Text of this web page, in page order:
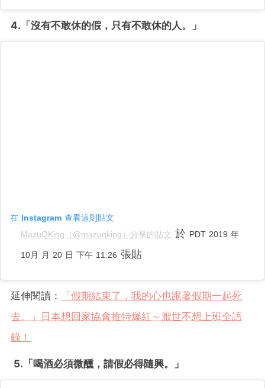
4.「沒有不敢休的假，只有不敢休的人。 」
在 Instagram 查看這則貼文
MazuQKing（@mazuqking）分享的貼文 於 PDT 2019 年
10月 月 20 日 下午 11:26 張貼
延伸閱讀：
「假期結束了，我的心也跟著假期一起死
去。」日本想回家協會推特爆紅～厭世不想上班全語
錄！
5.「喝酒必須微醺，請假必得隨興。 」